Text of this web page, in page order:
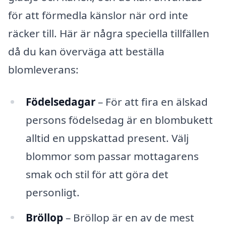
för att förmedla känslor när ord inte
räcker till. Här är några speciella tillfällen
då du kan överväga att beställa
blomleverans:
Födelsedagar– För att fira en älskad
persons födelsedag är en blombukett
alltid en uppskattad present. Välj
blommor som passar mottagarens
smak och stil för att göra det
personligt.
Bröllop– Bröllop är en av de mest